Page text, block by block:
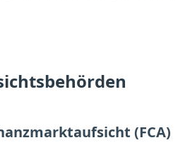
(FCA)